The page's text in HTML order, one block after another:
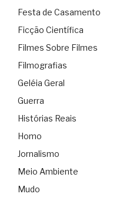
Festa de Casamento
Ficção Científica
Filmes Sobre Filmes
Filmografias
Geléia Geral
Guerra
Histórias Reais
Homo
Jornalismo
Meio Ambiente
Mudo